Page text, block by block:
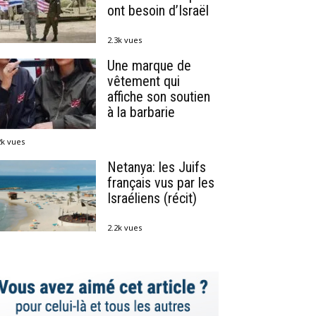
ont besoin d’Israël
2.3k vues
Une marque de
vêtement qui
affiche son soutien
à la barbarie
vues
Netanya: les Juifs
français vus par les
Israéliens (récit)
2.2k vues